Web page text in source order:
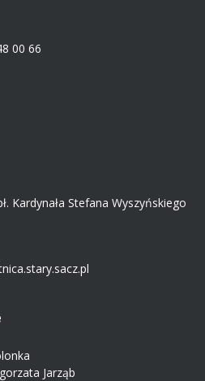
00 66
Kardynała Stefana Wyszyńskiego
Jarząb